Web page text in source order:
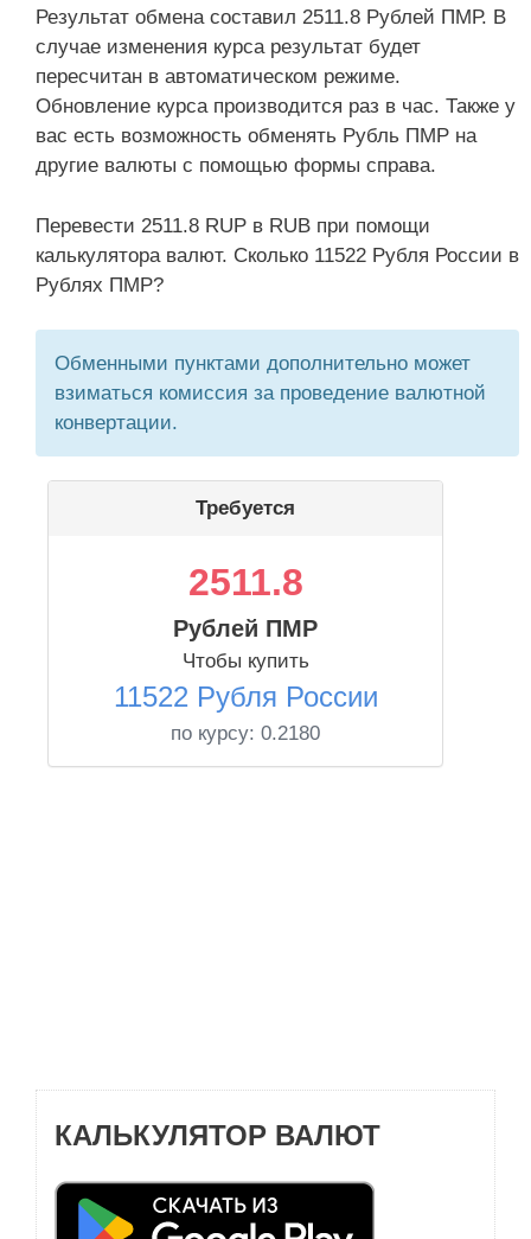
Результат обмена составил 2511.8 Рублей ПМР. В
случае изменения курса результат будет
пересчитан в автоматическом режиме.
Обновление курса производится раз в час. Также у
вас есть возможность обменять Рубль ПМР на
другие валюты с помощью формы справа.
Перевести 2511.8 RUP в RUB при помощи
калькулятора валют. Сколько 11522 Рубля России в
Рублях ПМР?
Обменными пунктами дополнительно может
взиматься комиссия за проведение валютной
конвертации.
Требуется
2511.8
Рублей ПМР
Чтобы купить
11522 Рубля России
по курсу: 0.2180
КАЛЬКУЛЯТОР ВАЛЮТ